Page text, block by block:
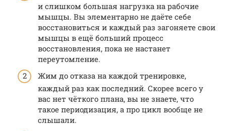
и слишком большая нагрузка на рабочие
мышцы. Вы элементарно не даёте себе
восстановиться и каждый раз загоняете свои
мышцы в ещё больший процесс
восстановления, пока не настанет
переутомление.
Жим до отказа на каждой тренировке,
каждый раз как последний. Скорее всего у
вас нет чёткого плана, вы не знаете, что
такое периодизация, а про цикл вообще не
слышали.